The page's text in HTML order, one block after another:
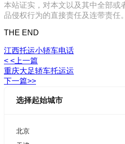
本站证实，对本文以及其中全部或
品侵权行为的直接责任及连带责
THE END
江西托运小轿车电话
< <上一篇
重庆大足轿车托运运
下一篇>>
选择起始城市
北京